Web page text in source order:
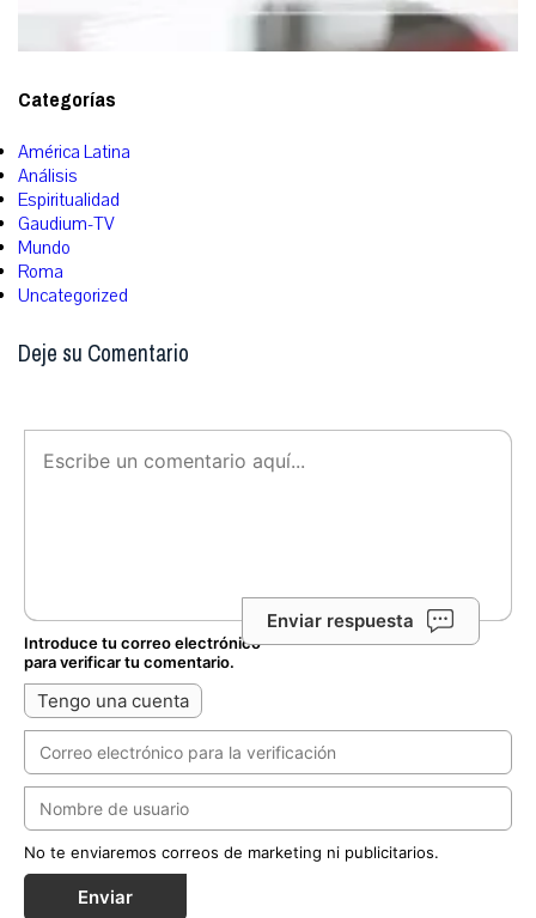
Categorías
América Latina
Análisis
Espiritualidad
Gaudium-TV
Mundo
Roma
Uncategorized
Deje su Comentario
Enviar respuesta
Introduce tu correo electrónico
para verificar tu comentario.
Tengo una cuenta
No te enviaremos correos de marketing ni publicitarios.
Enviar